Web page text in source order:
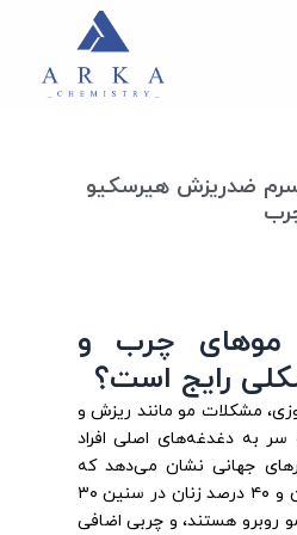
سرم ضدریزش هیرسکیو
موهای چرب و
رایج است؟
مشکلات مو مانند ریزش و
به دغدغه‌های اصلی افراد
جهانی نشان می‌دهد که
بیش از ۵۰ درصد مردان و ۴۰ درصد زنان در سنین ۳۰
مو روبرو هستند، و چربی اضافی